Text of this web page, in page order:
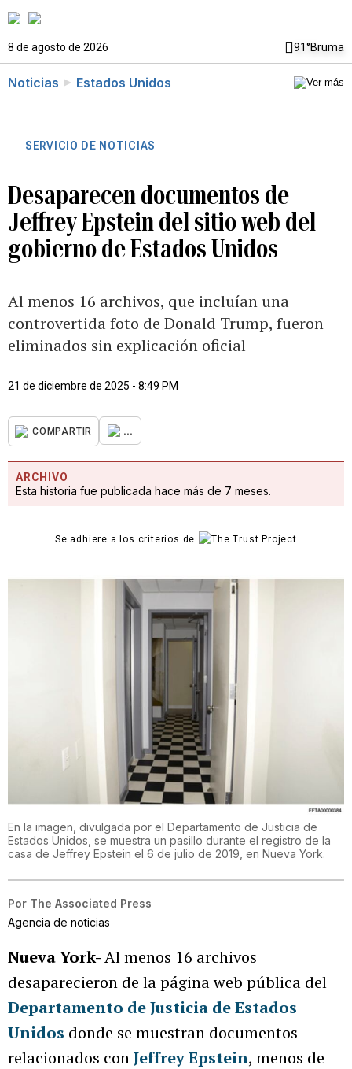
8 de agosto de 2026 91°Bruma
Noticias Estados Unidos
SERVICIO DE NOTICIAS
Desaparecen documentos de
Jeffrey Epstein del sitio web del
gobierno de Estados Unidos
Al menos 16 archivos, que incluían una
controvertida foto de Donald Trump, fueron
eliminados sin explicación oficial
21 de diciembre de 2025 - 8:49 PM
COMPARTIR ...
ARCHIVO
Esta historia fue publicada hace más de 7 meses.
Se adhiere a los criterios de
En la imagen, divulgada por el Departamento de Justicia de
Estados Unidos, se muestra un pasillo durante el registro de la
casa de Jeffrey Epstein el 6 de julio de 2019, en Nueva York.
Por The Associated Press
Agencia de noticias
Nueva York-Al menos 16 archivos
desaparecieron de la página web pública del
Departamento de Justicia de Estados
Unidos donde se muestran documentos
relacionados conJeffrey Epstein, menos de